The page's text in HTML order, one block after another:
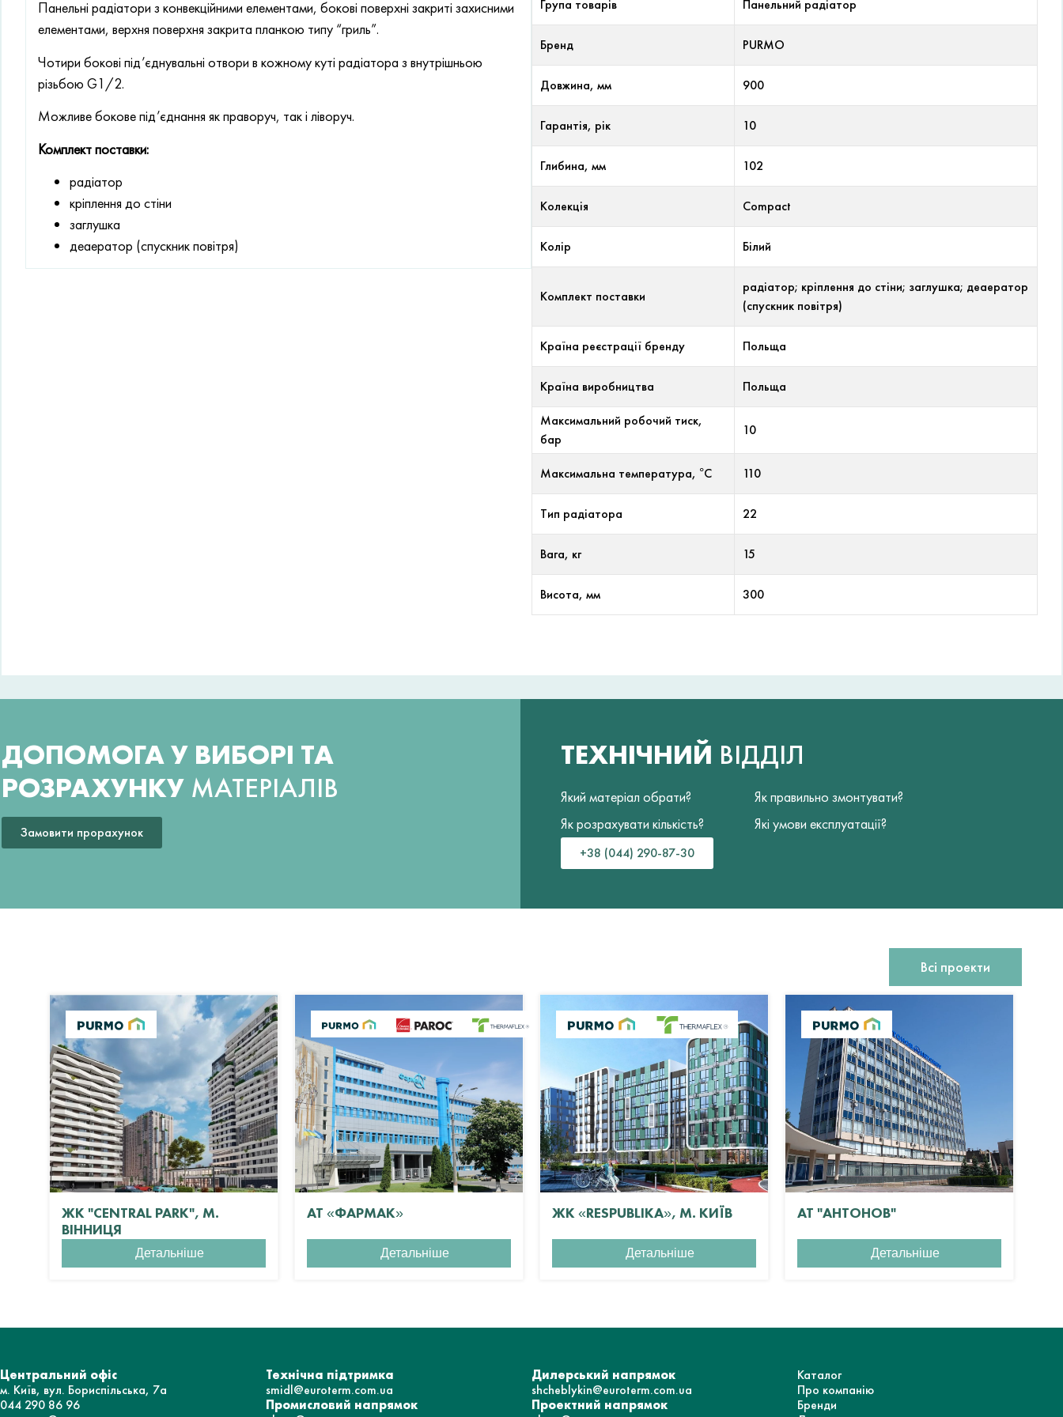
Панельні радіатори з конвекційними елементами, бокові поверхні закриті захисними
елементами, верхня поверхня закрита планкою типу “гриль”.
Чотири бокові під’єднувальні отвори в кожному куті радіатора з внутрішньою
різьбою G1/2.
Можливе бокове під’єднання як праворуч, так і ліворуч.
Комплект поставки:
радіатор
кріплення до стіни
заглушка
деаератор (спускник повітря)
Група товарів Панельний радіатор
Бренд PURMO
Довжина, мм 900
Гарантія, рік 10
Глибина, мм 102
Колекція Compact
Колір Білий
Комплект поставки
радіатор; кріплення до стіни; заглушка; деаератор
(спускник повітря)
Країна реєстрації бренду Польща
Країна виробництва Польща
Максимальний робочий тиск,
бар
10
Максимальна температура, °С 110
Тип радіатора 22
Вага, кг 15
Висота, мм 300
ДОПОМОГА У ВИБОРІ ТА
РОЗРАХУНКУ МАТЕРІАЛІВ
Замовити прорахунок
ТЕХНІЧНИЙ ВІДДІЛ
Який матеріал обрати?
Як розрахувати кількість?
Як правильно змонтувати?
Які умови експлуатації?
+38 (044) 290-87-30
Всі проекти
ЖК "CENTRAL PARK", М.
ВІННИЦЯ
Детальніше
АТ «ФАРМАК»
Детальніше
ЖК «RESPUBLIKA», М. КИЇВ
Детальніше
АТ "АНТОНОВ"
Детальніше
Центральний офіс
м. Київ, вул. Бориспільська, 7а
044 290 86 96
Технічна підтримка
smidl@euroterm.com.ua
Промисловий напрямок
Дилерський напрямок
shcheblykin@euroterm.com.ua
Проектний напрямок
Каталог
Про компанію
Бренди